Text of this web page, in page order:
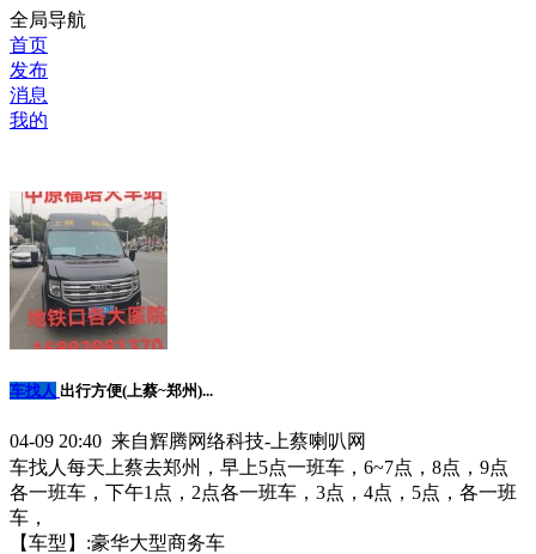
全局导航
首页
发布
消息
我的
车找人 出行方便(上蔡~郑州)...
04-09 20:40 来自辉腾网络科技-上蔡喇叭网
车找人每天上蔡去郑州，早上5点一班车，6~7点，8点，9点
各一班车，下午1点，2点各一班车，3点，4点，5点，各一班
车，
【车型】:豪华大型商务车